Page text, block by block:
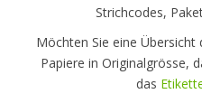
Strichcodes,
Möchten Sie eine
Papiere in Originalgrösse,
das